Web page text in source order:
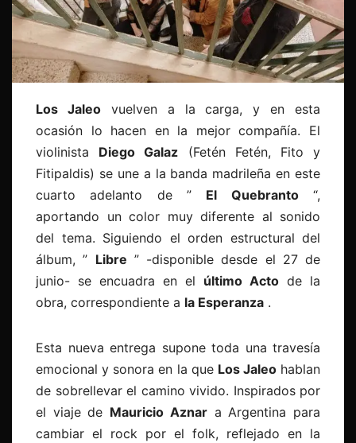
Los Jaleovuelven a la carga, y en esta
ocasión lo hacen en la mejor compañía. El
violinista Diego Galaz (Fetén Fetén, Fito y
Fitipaldis) se une a la banda madrileña en este
cuarto adelanto de ” El Quebranto“,
aportando un color muy diferente al sonido
del tema. Siguiendo el orden estructural del
álbum, ” Libre ” -disponible desde el 27 de
junio- se encuadra en el último Acto de la
obra, correspondiente a la Esperanza .
Esta nueva entrega supone toda una travesía
emocional y sonora en la que Los Jaleohablan
de sobrellevar el camino vivido. Inspirados por
el viaje de Mauricio Aznara Argentina para
cambiar el rock por el folk, reflejado en la